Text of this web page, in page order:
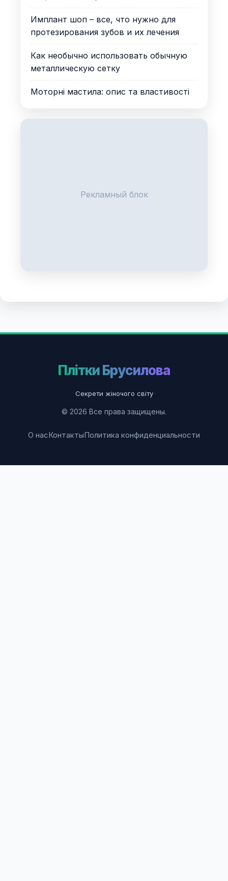
Имплант шоп – все, что нужно для
протезирования зубов и их лечения
Как необычно использовать обычную
металлическую сетку
Моторні мастила: опис та властивості
Рекламный блок
Плітки Брусилова
Секрети жіночого світу
© 2026 Все права защищены.
О насКонтактыПолитика конфиденциальности